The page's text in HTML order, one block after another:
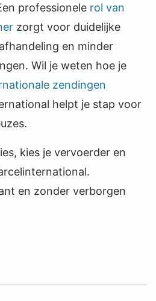
professionele rol van
zorgt voor duidelijke
en minder
Wil je weten hoe je
zendingen
helpt je stap voor
kies je vervoerder en
en zonder verborgen